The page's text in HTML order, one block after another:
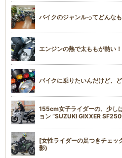
バイクのジャンルってどんな
エンジンの熱で太ももが熱い
バイクに乗りたいんだけど、
155cm女子ライダーの、少し
ョン “SUZUKI GIXXER
[女性ライダーの足つきチェ
影)